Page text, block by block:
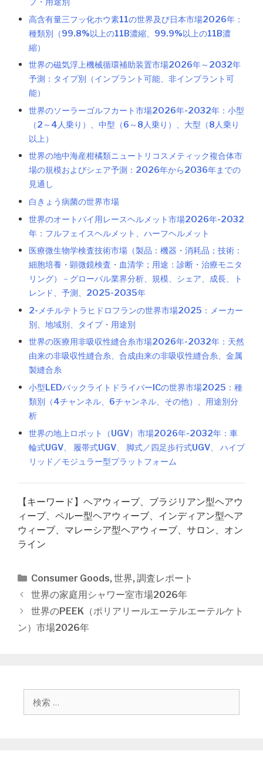
高含有量三フッ化ホウ素11の世界及び日本市場2026年：
種類別（99.8%以上の11B濃縮、99.9%以上の11B濃
縮）
世界の磁気浮上機械循環補助装置市場2026年～2032年
予測：タイプ別（インプラント可能、非インプラント可
能）
世界のソーラーゴルフカート市場2026年-2032年：小型
（2～4人乗り）、中型（6～8人乗り）、大型（8人乗り
以上）
世界の地中海産柑橘類ニュートリコスメティック複合体市
場の規模およびシェア予測：2026年から2036年までの
見通し
白きょう病菌の世界市場
世界のオートバイ用レースヘルメット市場2026年-2032
年：フルフェイスヘルメット、ハーフヘルメット
医療微生物学検査技術市場（製品：機器・消耗品；技術：
細胞培養・顕微鏡検査・血清学；用途：診断・治療モニタ
リング）－グローバル業界分析、規模、シェア、成長、ト
レンド、予測、2025-2035年
2-メチルテトラヒドロフランの世界市場2025：メーカー
別、地域別、タイプ・用途別
世界の医療用非吸収性縫合糸市場2026年-2032年：天然
由来の非吸収性縫合糸、合成由来の非吸収性縫合糸、金属
製縫合糸
小型LEDバックライトドライバーICの世界市場2025：種
類別（4チャンネル、6チャンネル、その他）、用途別分
析
世界の地上ロボット（UGV）市場2026年-2032年：車
輪式UGV、 履帯式UGV、 脚式／四足歩行式UGV、 ハイブ
リッド／モジュラー型プラットフォーム
【キーワード】ヘアウィーブ、ブラジリアン型ヘアウ
ィーブ、ペルー型ヘアウィーブ、インディアン型ヘア
ウィーブ、マレーシア型ヘアウィーブ、サロン、オン
ライン
カ
テ
ゴ
ー
Consumer Goods, 世界, 調査レポート
投
稿
ョ
世界の家庭用シャワー室市場2026年
世界のPEEK（ポリアリールエーテルエーテルケト
ン）市場2026年